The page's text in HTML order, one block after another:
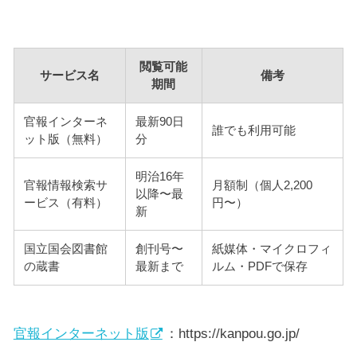
サービス名
閲覧可能
期間
備考
官報インターネ
ット版（無料）
最新90日
分
誰でも利用可能
官報情報検索サ
ービス（有料）
明治16年
以降〜最
新
月額制（個人2,200
円〜）
国立国会図書館
の蔵書
創刊号〜
最新まで
紙媒体・マイクロフィ
ルム・PDFで保存
官報インターネット版 ：https://kanpou.go.jp/